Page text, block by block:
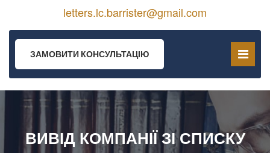
letters.lc.barrister@gmail.com
ЗАМОВИТИ КОНСУЛЬТАЦІЮ
ВИВІД КОМПАНІЇ ЗІ СПИСКУ